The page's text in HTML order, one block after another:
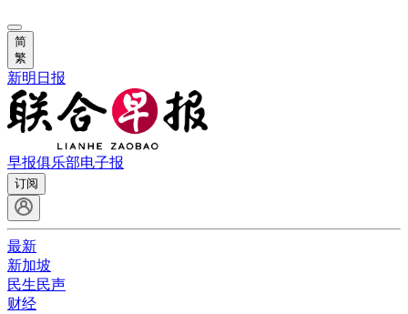
简
繁
新明日报
早报俱乐部电子报
订阅
最新
新加坡
民生民声
财经